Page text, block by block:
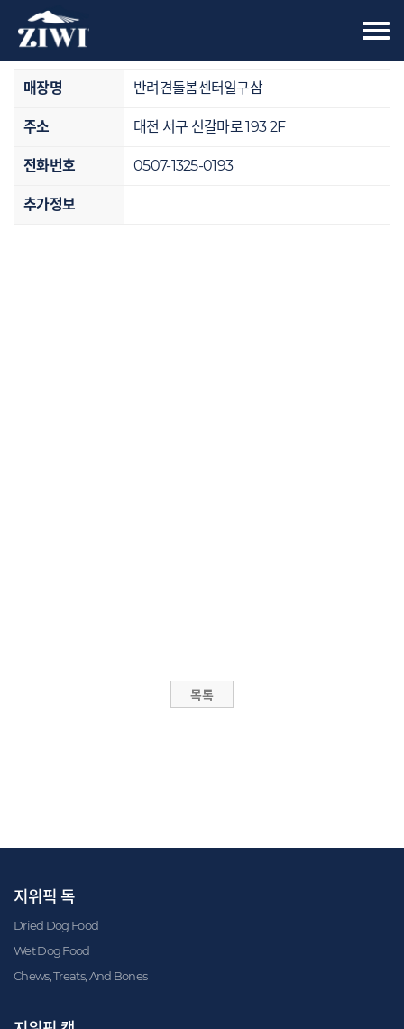
오프라인 매장
매장명 반려견돌봄센터일구삼
주소 대전 서구 신갈마로 193 2F
전화번호 0507-1325-0193
추가정보
지위픽 독
Dried Dog Food
Wet Dog Food
Chews, Treats, And Bones